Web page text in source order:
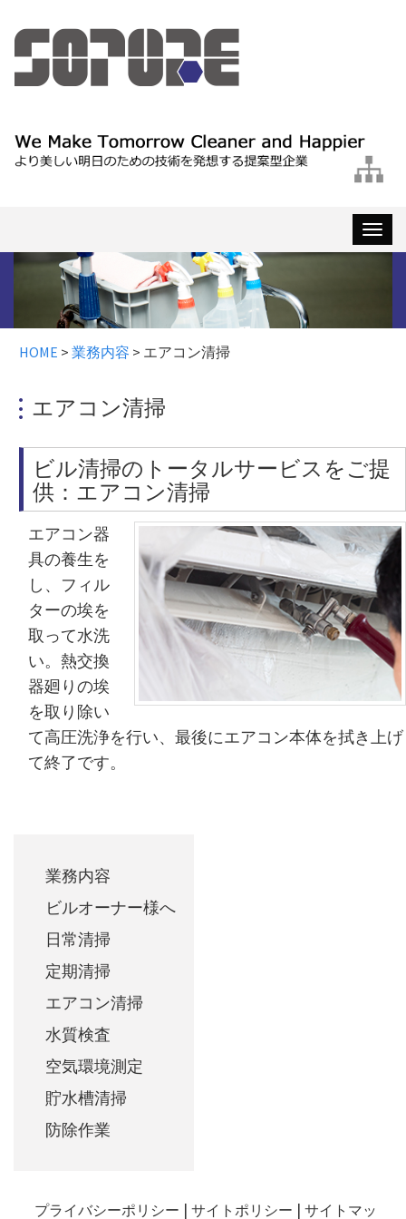
ナ
ビ
シ
HOME > 業務内容 > エアコン清掃
エアコン清掃
ビル清掃のトータルサービスをご提
供：エアコン清掃
エアコン器
具の養生を
し、フィル
ターの埃を
取って水洗
い。熱交換
器廻りの埃
を取り除い
て高圧洗浄を行い、最後にエアコン本体を拭き上げ
て終了です。
業務内容
ビルオーナー様へ
日常清掃
定期清掃
エアコン清掃
水質検査
空気環境測定
貯水槽清掃
防除作業
プライバシーポリシー サイトポリシー サイトマッ